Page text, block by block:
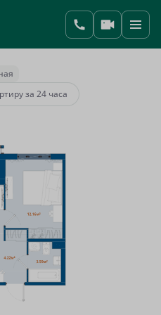
8 732 507 руб.
за 24 часа